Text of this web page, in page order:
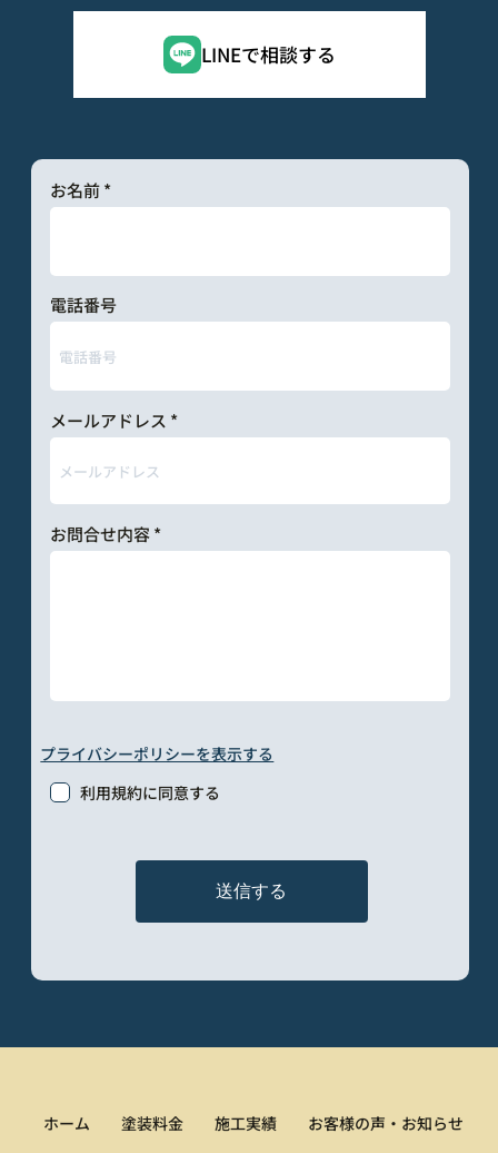
LINEで相談する
お名前
メールアドレス
送信する
電話番号
お問合せ内容
利用規約に同意する
プライバシーポリシーを表示する
ホーム 塗装料金 施工実績 お客様の声・お知らせ